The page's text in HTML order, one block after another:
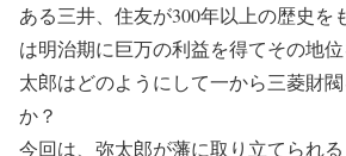
ある三井、住友が300年以上の歴史を
は明治期に巨万の利益を得てその地
太郎はどのようにして一から三菱財
か？
今回は、弥太郎が藩に取り立てられ